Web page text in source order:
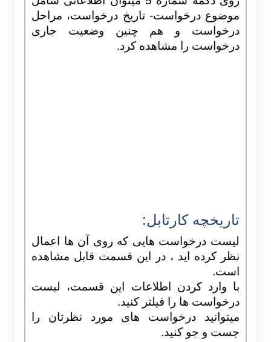
موضوع درخواست- تاریخ درخواست، مراحل
درخواست و هم چنین وضعیت جاری
درخواست را مشاهده کرد.
تاریخچه کارتابل:
لیست درخواست هایی که روی آن ها اعمال
نظر کرده اید ، در این قسمت قابل مشاهده
است.
با وارد کردن اطلاعات این قسمت، لیست
درخواست ها را فیلتر کنید.
میتوانید درخواست های مورد نظرتان را
جست و جو کنید.